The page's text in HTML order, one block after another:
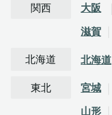
関西 大阪
滋賀
北海道 北海道
東北 宮城
山形